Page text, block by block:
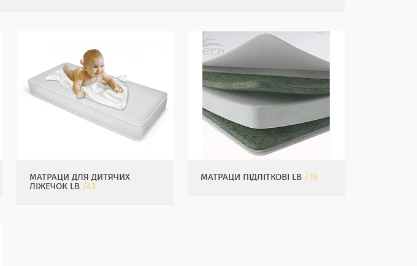
МАТРАЦИ ДЛЯ ДИТЯЧИХ
ЛІЖЕЧОК LB
43
МАТРАЦИ ПІДЛІТКОВІ LB 16